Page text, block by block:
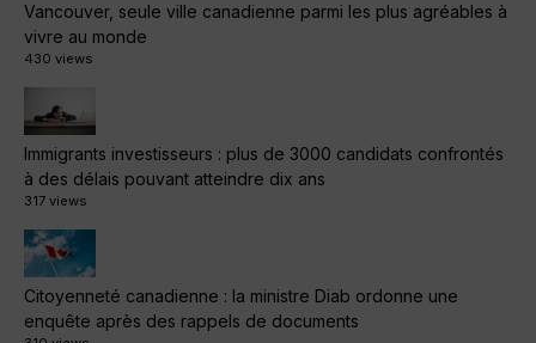
Vancouver, seule ville canadienne parmi les plus agréables à
vivre au monde
430 views
Immigrants investisseurs : plus de 3000 candidats confrontés
à des délais pouvant atteindre dix ans
317 views
Citoyenneté canadienne : la ministre Diab ordonne une
enquête après des rappels de documents